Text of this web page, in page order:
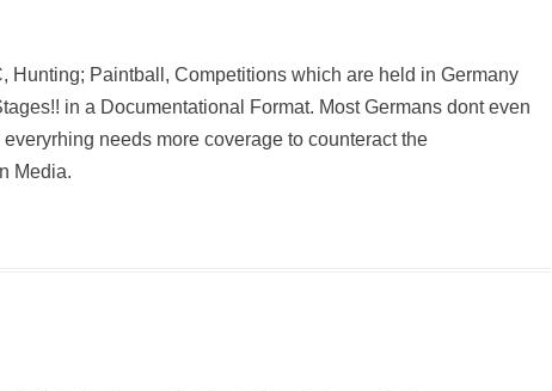
Hunting; Paintball, Competitions which are held in Germany
in a Documentational Format. Most Germans dont even
needs more coverage to counteract the
Media.